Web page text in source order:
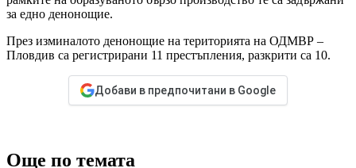
за едно денонощие.
През изминалото денонощие на територията на ОДМВР –
Пловдив са регистрирани 11 престъпления, разкрити са 10.
Добави в предпочитани в Google
Още по темата